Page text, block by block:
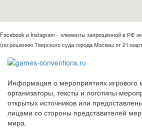
Facebook и Instagram - элементы запрещённой в РФ
(по решению Тверского суда города Москвы от 21
Информация о мероприятиях игрового
организаторы, тексты и логотипы
открытых источников или
лицами со стороны представителей
мира.